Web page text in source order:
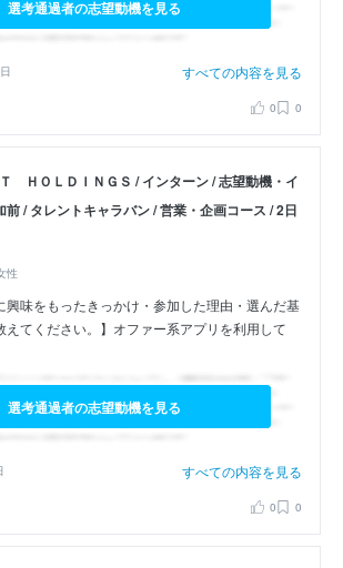
選考通過者の志望動機を見る
すべての内容を見る
0 0
Ｔ ＨＯＬＤＩＮＧＳ / インターン / 志望動機・イ
前 / タレントキャラバン / 営業・企画コース / 2日
性
興味をもったきっかけ・参加した理由・選んだ基
えてください。】オファー系アプリを利用して
選考通過者の志望動機を見る
すべての内容を見る
0 0